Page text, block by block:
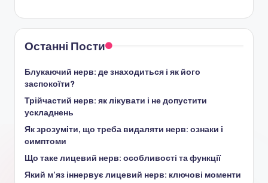
Останні Пости
Блукаючий нерв: де знаходиться і як його
заспокоїти?
Трійчастий нерв: як лікувати і не допустити
ускладнень
Як зрозуміти, що треба видаляти нерв: ознаки і
симптоми
Що таке лицевий нерв: особливості та функції
Який м’яз іннервує лицевий нерв: ключові моменти